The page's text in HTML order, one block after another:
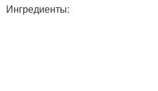
Ингредиенты: